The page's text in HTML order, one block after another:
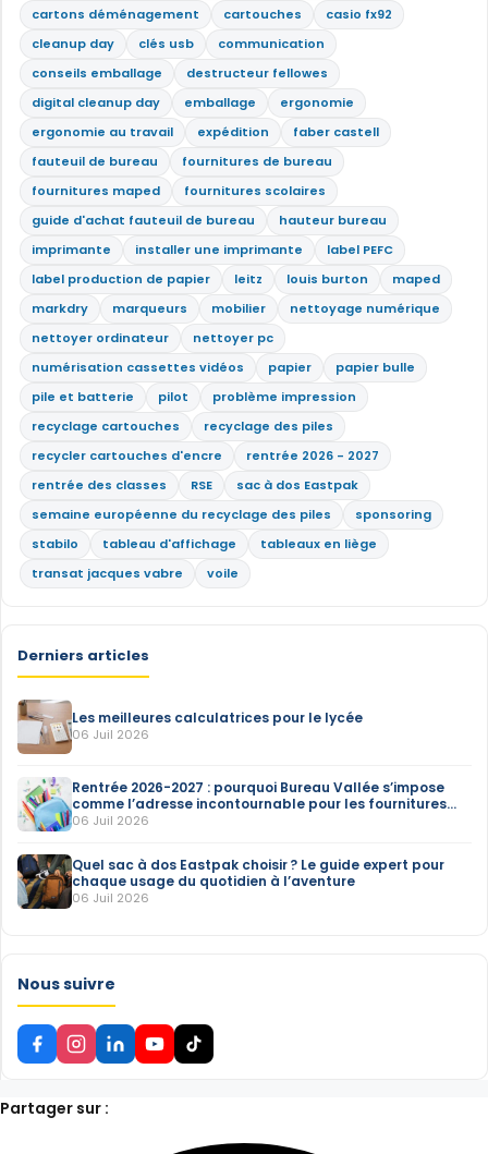
cartons déménagement
cartouches
casio fx92
cleanup day
clés usb
communication
conseils emballage
destructeur fellowes
digital cleanup day
emballage
ergonomie
ergonomie au travail
expédition
faber castell
fauteuil de bureau
fournitures de bureau
fournitures maped
fournitures scolaires
guide d'achat fauteuil de bureau
hauteur bureau
imprimante
installer une imprimante
label PEFC
label production de papier
leitz louis burton
maped
markdry
marqueurs mobilier
nettoyage numérique
nettoyer ordinateur
nettoyer pc
numérisation cassettes vidéos
papier
papier bulle
pile et batterie
pilot
problème impression
recyclage cartouches
recyclage des piles
recycler cartouches d'encre
rentrée 2026 - 2027
rentrée des classes
RSE
sac à dos Eastpak
semaine européenne du recyclage des piles
sponsoring
stabilo
tableau d'affichage
tableaux en liège
transat jacques vabre
voile
Derniers articles
Les meilleures calculatrices pour le lycée
06 Juil 2026
Rentrée 2026-2027 : pourquoi Bureau Vallée s’impose
comme l’adresse incontournable pour les fournitures
scolaires
06 Juil 2026
Quel sac à dos Eastpak choisir ? Le guide expert pour
chaque usage du quotidien à l’aventure
06 Juil 2026
Nous suivre
Partager sur :